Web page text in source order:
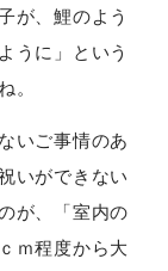
が、鯉のよう
うに」という
。
いご事情のあ
いができない
が、「室内の
ｍ程度から大